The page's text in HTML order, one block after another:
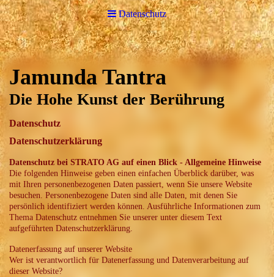
Datenschutz
Jamunda Tantra
Die Hohe Kunst der Berührung
Datenschutz
Datenschutzerklärung
Datenschutz bei STRATO AG auf einen Blick - Allgemeine Hinweise
Die folgenden Hinweise geben einen einfachen Überblick darüber, was
mit Ihren personenbezogenen Daten passiert, wenn Sie unsere Website
besuchen. Personenbezogene Daten sind alle Daten, mit denen Sie
persönlich identifiziert werden können. Ausführliche Informationen zum
Thema Datenschutz entnehmen Sie unserer unter diesem Text
aufgeführten Datenschutzerklärung.
Datenerfassung auf unserer Website
Wer ist verantwortlich für Datenerfassung und Datenverarbeitung auf
dieser Website?